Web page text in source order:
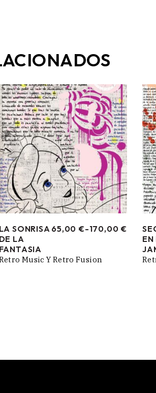
LA SONRISA
DE LA
FANTASIA
65,00 €-170,00 €
RANGO
DESDE
65,00 €
Music Y Retro Fusion
EN